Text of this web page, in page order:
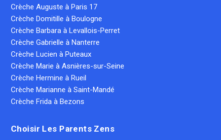
Crèche Auguste à Paris 17
Crèche Domitille à Boulogne
Crèche Barbara à Levallois-Perret
Crèche Gabrielle à Nanterre
Crèche Lucien à Puteaux
Crèche Marie à Asnières-sur-Seine
Crèche Hermine à Rueil
Crèche Marianne à Saint-Mandé
Crèche Frida à Bezons
Choisir Les Parents Zens